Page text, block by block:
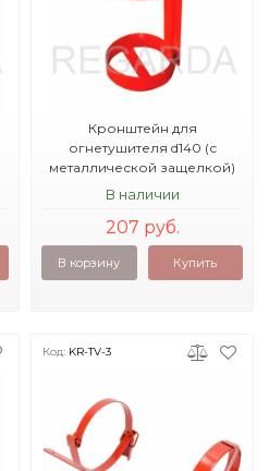
Кронштейн для
огнетушителя d140 (с
металлической защелкой)
В наличии
207 руб.
В корзину Купить
Код: KR-TV-3